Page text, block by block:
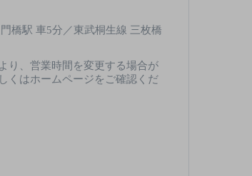
橋駅 車5分／東武桐生線 三枚橋
り、営業時間を変更する場合が
くはホームページをご確認くだ